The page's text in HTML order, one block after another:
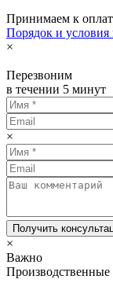
Принимаем к
Порядок и условия
×
Перезвоним
в течении 5 минут
×
Получить
×
Важно